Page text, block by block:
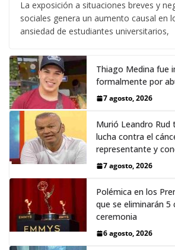
La exposición a situaciones breves y
sociales genera un aumento causal en
ansiedad de estudiantes universitarios,
Thiago Medina fue
formalmente por
7 agosto, 2026
Murió Leandro Rud
lucha contra el
representante y
7 agosto, 2026
Polémica en los
que se eliminarán
ceremonia
6 agosto, 2026